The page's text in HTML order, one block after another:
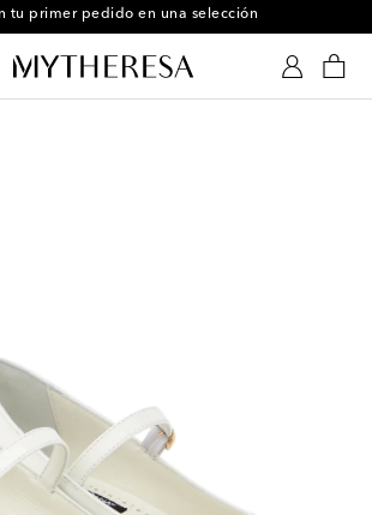
tu primer pedido en una selección